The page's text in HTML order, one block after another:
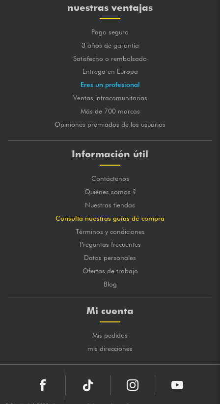
nuestras ventajas
Pago seguro
3 años de garantía
Satisfecho o rembolsado
Entrega en Europa
Eres un profesional
Ventas intracomunitarias
Más de 700 marcas
Opiniones premiados de los usuarios
Información útil
Contáctenos
Quiénes somos ?
Nuestras tiendas
Consulta nuestras guías de compra
Términos y condiciones
Preguntas frecuentes
Datos personales
Ofertas de trabajo
Blog
Mi cuenta
Mis pedidos
mis direcciones